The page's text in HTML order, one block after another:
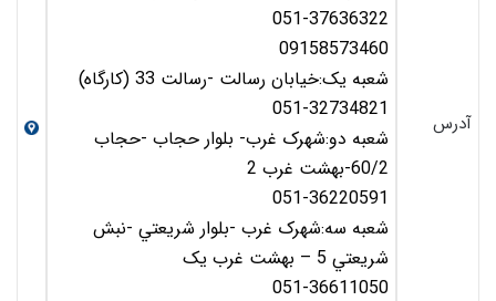
آدرس
051-37636322
09158573460
شعبه يک:خيابان رسالت -رسالت 33 (کارگاه)
051-32734821
شعبه دو:شهرک غرب- بلوار حجاب -حجاب
60/2-بهشت غرب 2
051-36220591
شعبه سه:شهرک غرب -بلوار شريعتي -نبش
شريعتي 5 – بهشت غرب يک
051-36611050